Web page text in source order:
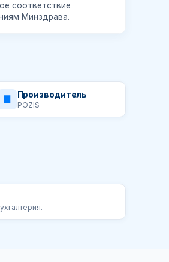
соответствие
Минздрава.
Производитель
POZIS